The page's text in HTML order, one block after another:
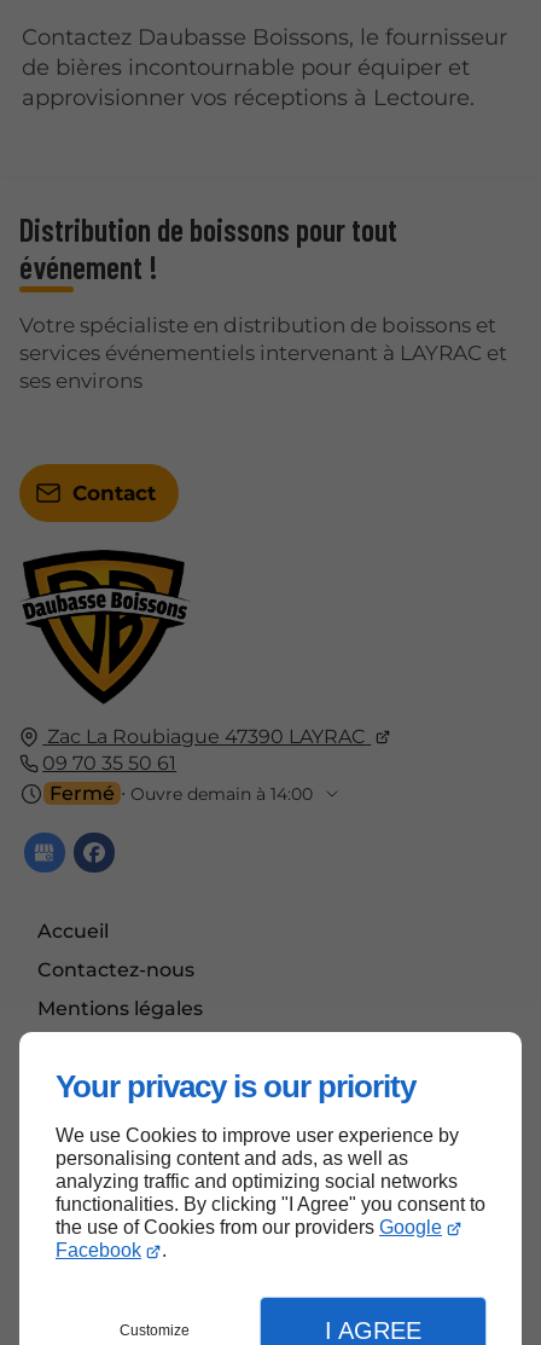
Your privacy is our priority
We use Cookies to improve user experience by
personalising content and ads, as well as
analyzing traffic and optimizing social networks
functionalities. By clicking "I Agree" you consent to
the use of Cookies from our providers Google
Facebook
.
Customize I AGREE
Contactez Daubasse Boissons, le fournisseur
de bières incontournable pour équiper et
approvisionner vos réceptions à Lectoure.
Zac La Roubiague 47390 LAYRAC
09 70 35 50 61
Fermé ⋅ Ouvre demain à 14:00
Accueil
Contactez-nous
Mentions légales
Distribution de boissons pour tout
événement !
Votre spécialiste en distribution de boissons et
services événementiels intervenant à LAYRAC et
ses environs
Contact
Haut de page